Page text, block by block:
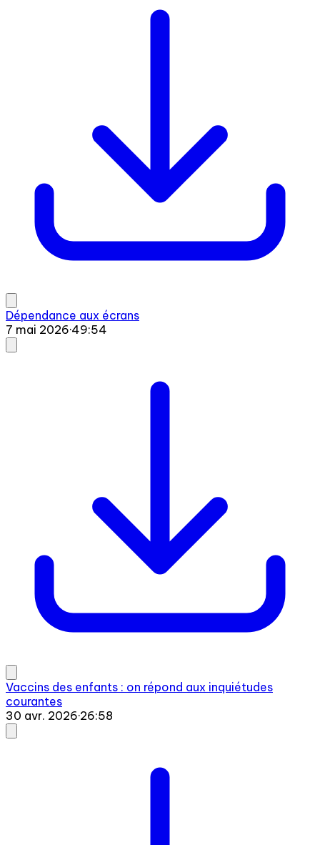
Dépendance aux écrans
7 mai 2026·49:54
Vaccins des enfants : on répond aux inquiétudes
courantes
30 avr. 2026·26:58